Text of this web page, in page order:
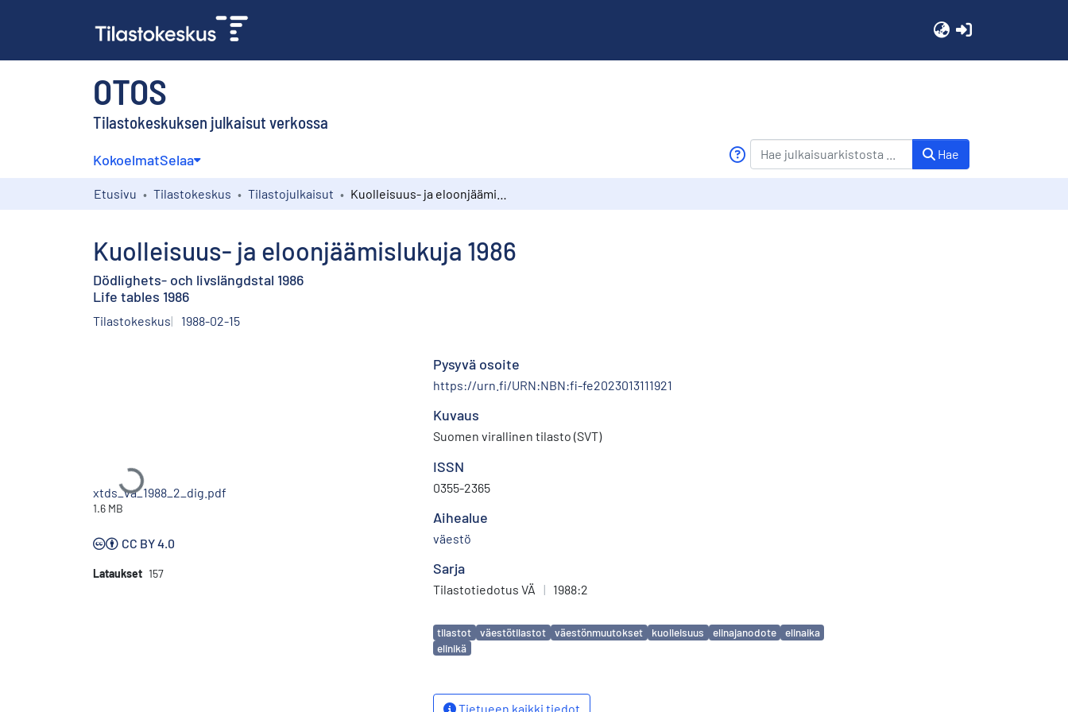
OTOS
Tilastokeskuksen julkaisut verkossa
KokoelmatSelaa Hae
Etusivu Tilastokeskus Tilastojulkaisut
Kuolleisuus- ja eloonjäämislukuja 1986
Dödlighets- och livslängdstal 1986
Life tables 1986
Tilastokeskus 1988-02-15
Ladataan...
xtds_va_1988_2_dig.pdf
1.6 MB
CC BY 4.0
Lataukset 157
Pysyvä osoite
https://urn.fi/URN:NBN:fi-fe2023013111921
Kuvaus
Suomen virallinen tilasto (SVT)
ISSN
0355-2365
Aihealue
väestö
Sarja
Tilastotiedotus VÄ | 1988:2
Avainsanat
tilastot väestötilastot väestönmuutokset kuolleisuus elinajanodote
elinaika
elinikä
Tietueen kaikki tiedot